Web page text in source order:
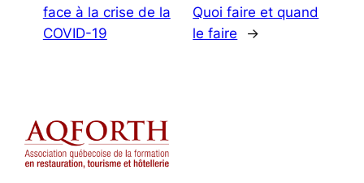
face à la crise de la
COVID-19
Quoi faire et quand
le faire
→